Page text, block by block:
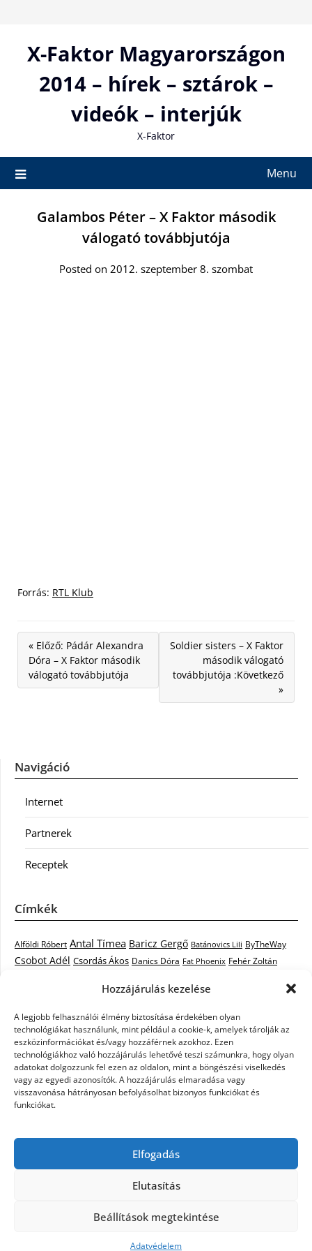
Hozzájárulás kezelése
A legjobb felhasználói élmény biztosítása érdekében olyan
technológiákat használunk, mint például a cookie-k, amelyek tárolják az
eszközinformációkat és/vagy hozzáférnek azokhoz. Ezen
technológiákhoz való hozzájárulás lehetővé teszi számunkra, hogy olyan
adatokat dolgozzunk fel ezen az oldalon, mint a böngészési viselkedés
vagy az egyedi azonosítók. A hozzájárulás elmaradása vagy
visszavonása hátrányosan befolyásolhat bizonyos funkciókat és
funkciókat.
Elfogadás
Elutasítás
Beállítások megtekintése
Adatvédelem
contentX-Faktor Magyarországon
2014 – hírek – sztárok –
videók – interjúk
X-Faktor
Menu
Galambos Péter – X Faktor második
válogató továbbjutója
Posted on 2012. szeptember 8. szombat
Forrás: RTL Klub
« Előző: Pádár Alexandra
Dóra – X Faktor második
válogató továbbjutója
Soldier sisters – X Faktor
második válogató
továbbjutója :Következő
»
Navigáció
Internet
Partnerek
Receptek
Címkék
Alföldi Róbert Antal Tímea Baricz Gergő Batánovics Lili ByTheWay
Csobot Adél Csordás Ákos Danics Dóra Fat Phoenix Fehér Zoltán
Kovács László Stone
Krasznai Tünde Like LiL C. Malek Miklós mentor Muri Enikő
Nagy Feró Oláh Gergő Péterffy Lili Rocktenors RTL Klub
Cowell Szabó Dávid Szabó Ádám Szikora Róbert Takács Nikolas
Tarány Tamás Tóth Gabi Vastag Csaba Vastag Tamás
Kati X-factor X-FaktorX-Faktor videók
X-Faktor válogatásx faktor döntő Zámbó
©2026 X-Faktor Magyarországon 2014 – hírek –
WordPress Theme